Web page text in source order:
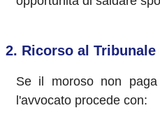
2. Ricorso al Tribunale
Se il moroso non
l'avvocato procede con: